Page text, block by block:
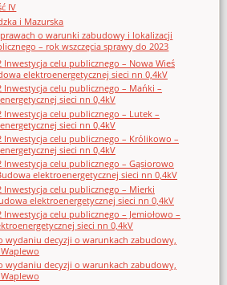
IV
i Mazurska
o warunki zabudowy i lokalizacji
– rok wszczęcia sprawy do 2023
Inwestycja celu publicznego – Nowa Wieś
elektroenergetycznej sieci nn 0,4kV
Inwestycja celu publicznego – Mańki –
sieci nn 0,4kV
Inwestycja celu publicznego – Lutek –
sieci nn 0,4kV
Inwestycja celu publicznego – Królikowo –
sieci nn 0,4kV
Inwestycja celu publicznego – Gąsiorowo
elektroenergetycznej sieci nn 0,4kV
Inwestycja celu publicznego – Mierki
elektroenergetycznej sieci nn 0,4kV
Inwestycja celu publicznego – Jemiołowo –
sieci nn 0,4kV
wydaniu decyzji o warunkach zabudowy,
wydaniu decyzji o warunkach zabudowy,